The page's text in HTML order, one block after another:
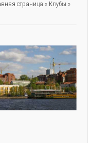
страница » Клубы »